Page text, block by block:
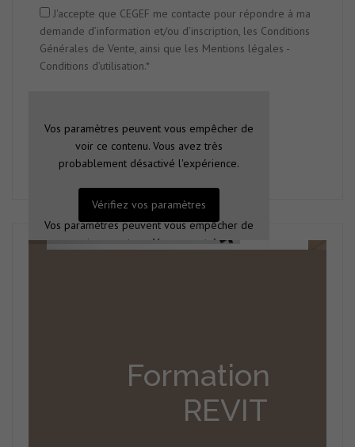
J'accepte que CEGEF me contacte pour répondre à ma
demande d’information et/ou d’inscription, les Conditions
Générales de Vente, ainsi que les Mentions légales -
Conditions d’utilisation.*
Vos paramètres peuvent vous empêcher de
voir ce contenu. Vous avez très
probablement désactivé l'expérience.
Vérifiez vos paramètres
Vos paramètres peuvent vous empêcher de
voir ce contenu. Vous avez très
Formation
REVIT